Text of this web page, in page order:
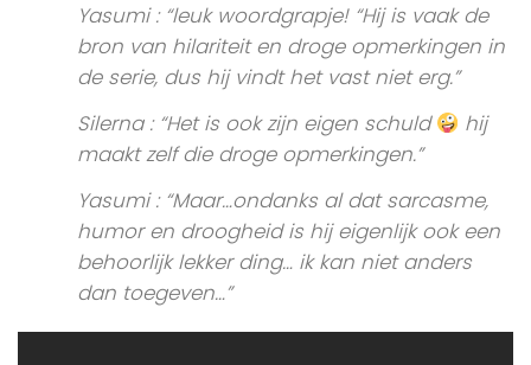
Yasumi : “leuk woordgrapje! “Hij is vaak de
bron van hilariteit en droge opmerkingen in
de serie, dus hij vindt het vast niet erg.”
Silerna : “Het is ook zijn eigen schuld
hij
maakt zelf die droge opmerkingen.”
Yasumi : “Maar…ondanks al dat sarcasme,
humor en droogheid is hij eigenlijk ook een
behoorlijk lekker ding… ik kan niet anders
dan toegeven…”